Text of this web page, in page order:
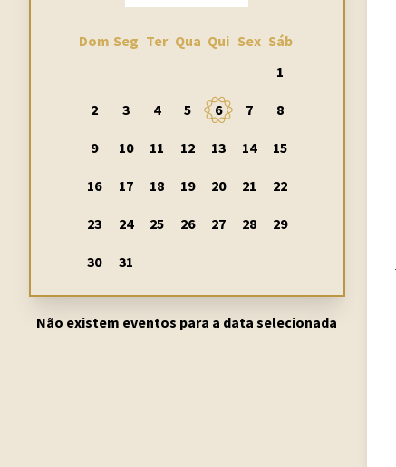
Dom Seg Ter Qua Qui Sex Sáb
1
2 3 4 5 6 7 8
9 10 11 12 13 14 15
16 17 18 19 20 21 22
23 24 25 26 27 28 29
30 31
Não existem eventos para a data selecionada